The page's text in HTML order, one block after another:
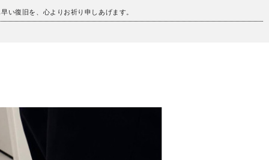
い復旧を、心よりお祈り申しあげます。